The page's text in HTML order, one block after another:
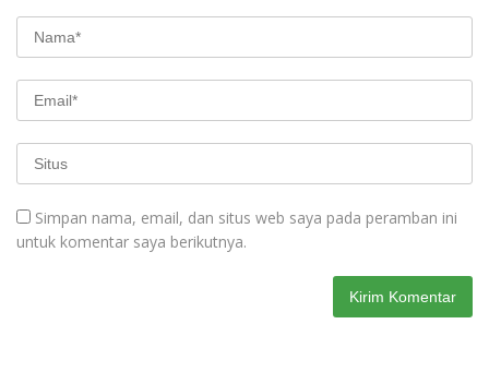
Simpan nama, email, dan situs web saya pada peramban ini
untuk komentar saya berikutnya.